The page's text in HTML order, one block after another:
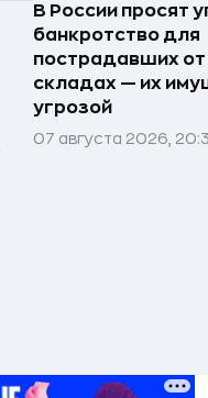
В России просят
банкротство для
пострадавших
складах — их
угрозой
07 августа 2026,